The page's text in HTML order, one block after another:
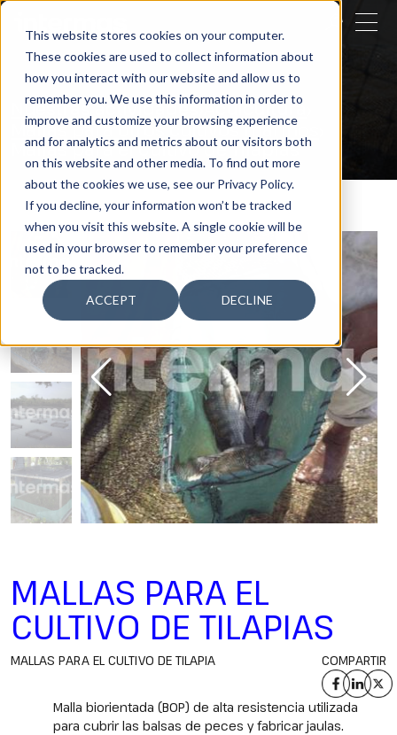
This website stores cookies on your computer.
These cookies are used to collect information about
how you interact with our website and allow us to
remember you. We use this information in order to
improve and customize your browsing experience
and for analytics and metrics about our visitors both
on this website and other media. To find out more
about the cookies we use, see our Privacy Policy.
If you decline, your information won’t be tracked
when you visit this website. A single cookie will be
used in your browser to remember your preference
not to be tracked.
ACCEPT DECLINE
BUSCAR
CERRAR
Nuestras actividades Acuicultura
Mallas para otros cultivos marinos
Mallas para el Cultivo de Tilapias
MALLAS PARA EL
CULTIVO DE TILAPIAS
MALLAS PARA EL CULTIVO DE TILAPIA COMPARTIR
Malla biorientada (BOP) de alta resistencia utilizada
para cubrir las balsas de peces y fabricar jaulas.